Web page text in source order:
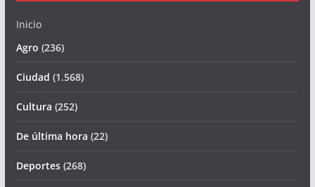
Inicio
Agro (236)
Ciudad (1.568)
Cultura (252)
De última hora (22)
Deportes(268)